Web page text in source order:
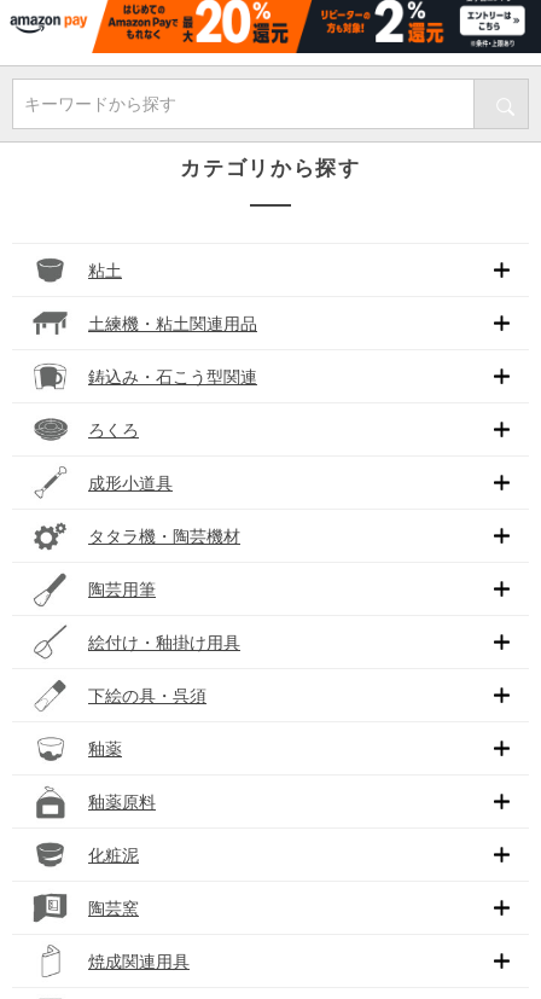
キーワードから探す
カテゴリから探す
粘土
土練機・粘土関連用品
鋳込み・石こう型関連
ろくろ
成形小道具
タタラ機・陶芸機材
陶芸用筆
絵付け・釉掛け用具
下絵の具・呉須
釉薬
釉薬原料
化粧泥
陶芸窯
焼成関連用具